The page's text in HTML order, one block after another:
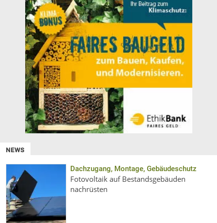
NEWS
Dachzugang, Montage, Gebäudeschutz
Fotovoltaik auf Bestandsgebäuden
nachrüsten